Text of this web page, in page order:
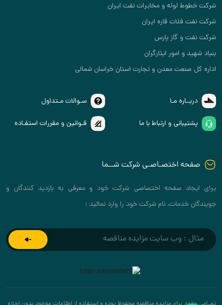
شرکت خطوط لوله و مخابرات نفت ایران
شرکت نفت فلات قاره ایران
شرکت نفت و گاز پارس
بنیاد شهید و امور ایثارگران
اداره کل صنعت معدن و تجارت استان خراسان شمالی
دربــاره مـا سـوالات مـتداول
پشتیبانی و ارتباط با ما قـوانین و مقررات استفـاده
صفحه اختصـاصـی شرکت شــما
برای ایجاد صفحه اختصاصی شرکت خود و معرفی به بازدید کنندگان و
جویندگان خدمات، نام شرکت خود را وارد نمائید :